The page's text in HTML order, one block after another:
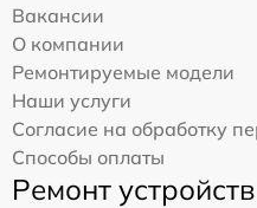
Вакансии
О компании
Ремонтируемые модели
Наши услуги
Согласие на обработку
Способы оплаты
Ремонт устройств